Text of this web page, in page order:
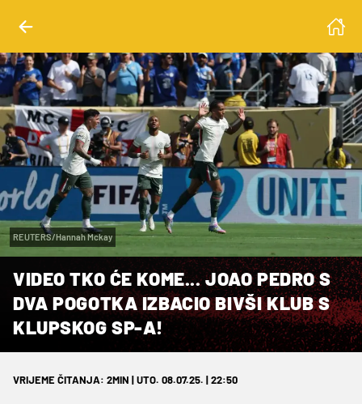
REUTERS/Hannah Mckay
VIDEO TKO ĆE KOME... JOAO PEDRO S
DVA POGOTKA IZBACIO BIVŠI KLUB S
KLUPSKOG SP-A!
VRIJEME ČITANJA: 2MIN | UTO. 08.07.25. | 22:50